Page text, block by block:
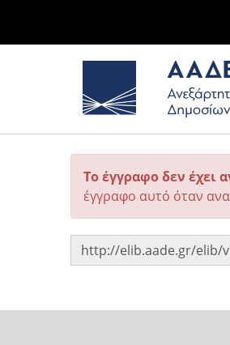
Το έγγραφο δεν έχει
έγγραφο αυτό όταν